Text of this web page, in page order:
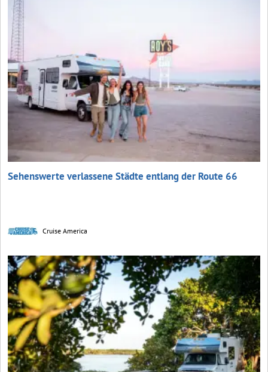
Sehenswerte verlassene Städte entlang der Route 66
Cruise America